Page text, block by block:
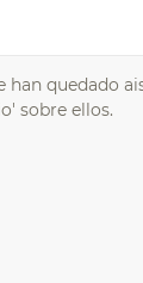
han quedado
sobre ellos.